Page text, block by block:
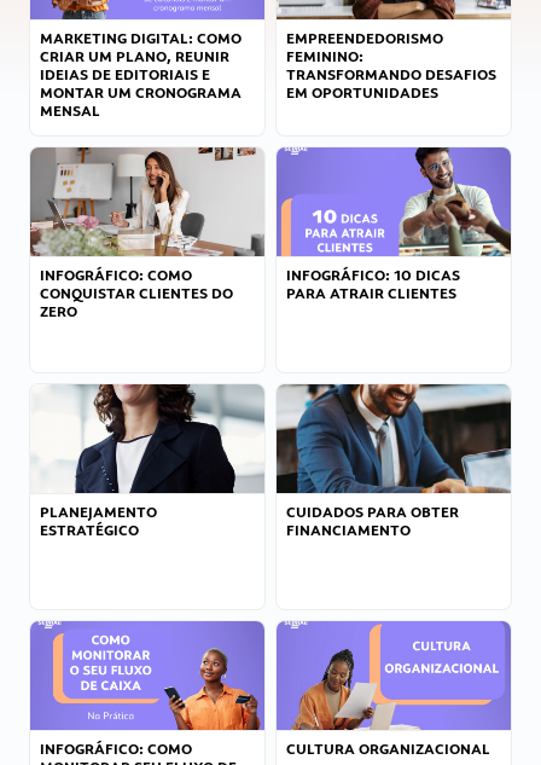
MARKETING DIGITAL: COMO
CRIAR UM PLANO, REUNIR
IDEIAS DE EDITORIAIS E
MONTAR UM CRONOGRAMA
MENSAL
EMPREENDEDORISMO
FEMININO:
TRANSFORMANDO DESAFIOS
EM OPORTUNIDADES
INFOGRÁFICO: COMO
CONQUISTAR CLIENTES DO
ZERO
INFOGRÁFICO: 10 DICAS
PARA ATRAIR CLIENTES
PLANEJAMENTO
ESTRATÉGICO
CUIDADOS PARA OBTER
FINANCIAMENTO
INFOGRÁFICO: COMO
CULTURA ORGANIZACIONAL